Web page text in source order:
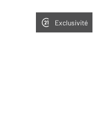
Exclusivité